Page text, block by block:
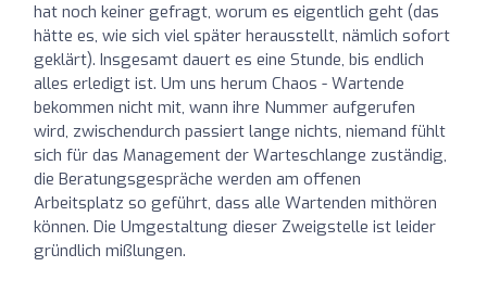
hat noch keiner gefragt, worum es eigentlich geht (das
hätte es, wie sich viel später herausstellt, nämlich sofort
geklärt). Insgesamt dauert es eine Stunde, bis endlich
alles erledigt ist. Um uns herum Chaos - Wartende
bekommen nicht mit, wann ihre Nummer aufgerufen
wird, zwischendurch passiert lange nichts, niemand fühlt
sich für das Management der Warteschlange zuständig,
die Beratungsgespräche werden am offenen
Arbeitsplatz so geführt, dass alle Wartenden mithören
können. Die Umgestaltung dieser Zweigstelle ist leider
gründlich mißlungen.